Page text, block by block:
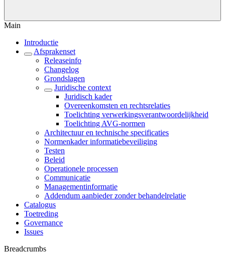
Main
Introductie
Afsprakenset
Releaseinfo
Changelog
Grondslagen
Juridische context
Juridisch kader
Overeenkomsten en rechtsrelaties
Toelichting verwerkingsverantwoordelijkheid
Toelichting AVG-normen
Architectuur en technische specificaties
Normenkader informatiebeveiliging
Testen
Beleid
Operationele processen
Communicatie
Managementinformatie
Addendum aanbieder zonder behandelrelatie
Catalogus
Toetreding
Governance
Issues
Breadcrumbs